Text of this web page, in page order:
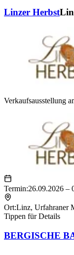
Linzer Herbst
Verkaufsausstellung
Termin:26.09.2026 –
Ort:Linz, Urfahraner
Tippen für Details
BERGISCHE